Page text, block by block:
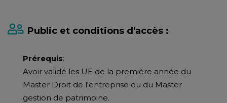
Public et conditions d'accès :
Prérequis:
Avoir validé les UE de la première année du
Master Droit de l'entreprise ou du Master
gestion de patrimoine.